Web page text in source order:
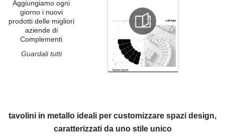
tavolini in metallo ideali per customizzare spazi design,
caratterizzati da uno stile unico
Aggiungiamo ogni
giorno i nuovi
prodotti delle migliori
aziende di
Complementi
Guardali tutti